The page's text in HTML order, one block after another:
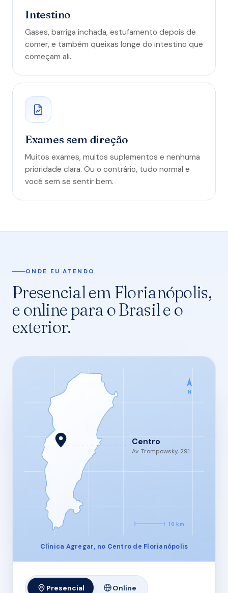
Intestino
Gases, barriga inchada, estufamento depois de
comer, e também queixas longe do intestino que
começam ali.
Exames sem direção
Muitos exames, muitos suplementos e nenhuma
prioridade clara. Ou o contrário, tudo normal e
você sem se sentir bem.
ONDE EU ATENDO
Presencial em Florianópolis,
e online para o Brasil e o
exterior.
Centro
Av. Trompowsky, 291
N
10 km
Clínica Agregar, no Centro de Florianópolis
Presencial Online